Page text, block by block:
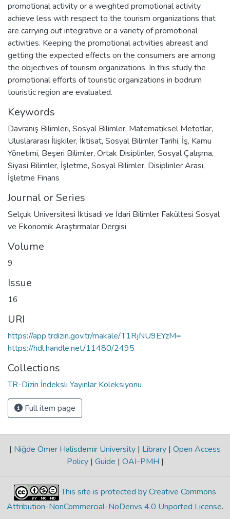
promotional activity or a weighted promotional activity
achieve less with respect to the tourism organizations that
are carrying out integrative or a variety of promotional
activities. Keeping the promotional activities abreast and
getting the expected effects on the consumers are among
the objectives of tourism organizations. In this study the
promotional efforts of touristic organizations in bodrum
touristic region are evaluated.
Keywords
Davranış Bilimleri, Sosyal Bilimler, Matematiksel Metotlar,
Uluslararası İlişkiler, İktisat, Sosyal Bilimler Tarihi, İş, Kamu
Yönetimi, Beşeri Bilimler, Ortak Disiplinler, Sosyal Çalışma,
Siyasi Bilimler, İşletme, Sosyal Bilimler, Disiplinler Arası,
İşletme Finans
Journal or Series
Selçuk Üniversitesi İktisadi ve İdari Bilimler Fakültesi Sosyal
ve Ekonomik Araştırmalar Dergisi
Volume
9
Issue
16
URI
https://app.trdizin.gov.tr/makale/T1RjNU9EYzM=
https://hdl.handle.net/11480/2495
Collections
TR-Dizin İndeksli Yayınlar Koleksiyonu
Full item page
| Niğde Ömer Halisdemir University | Library | Open Access
Policy | Guide | OAI-PMH |
This site is protected by Creative Commons
Attribution-NonCommercial-NoDerivs 4.0 Unported License.